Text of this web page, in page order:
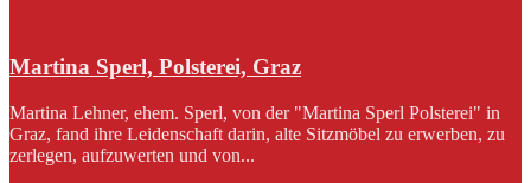
Martina Sperl, Polsterei, Graz
Martina Lehner, ehem. Sperl, von der "Martina Sperl Polsterei" in
Graz, fand ihre Leidenschaft darin, alte Sitzmöbel zu erwerben, zu
zerlegen, aufzuwerten und von...